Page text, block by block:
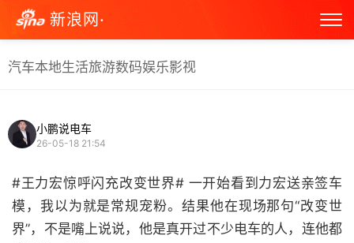
新浪网·
汽车本地生活旅游数码娱乐影视
小鹏说电车
26-05-18 21:54
#王力宏惊呼闪充改变世界# 一开始看到力宏送亲签车
模，我以为就是常规宠粉。结果他在现场那句“改变世
界”，不是嘴上说说，他是真开过不少电车的人，连他都